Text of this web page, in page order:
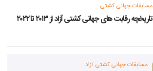
مسابقات جهانی کشتی
تاریخچه رقابت های جهانی کشتی آزاد از ۲۰۱۳ تا ۲۰۲۲
مسابقات جهانی کشتی آزاد